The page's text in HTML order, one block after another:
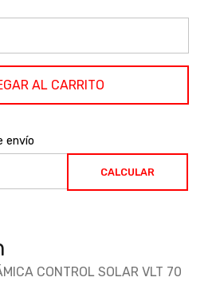
AL CARRITO
envío
CALCULAR
CONTROL SOLAR VLT 70